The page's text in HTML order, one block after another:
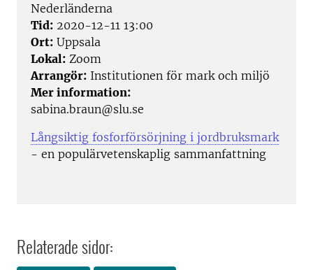
Nederländerna
Tid: 2020-12-11 13:00
Ort: Uppsala
Lokal: Zoom
Arrangör: Institutionen för mark och miljö
Mer information:
sabina.braun@slu.se
Långsiktig fosforförsörjning i jordbruksmark
- en populärvetenskaplig sammanfattning
Relaterade sidor: